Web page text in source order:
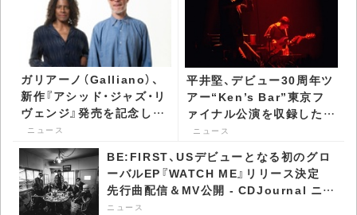
ガリアーノ（Galliano）、
新作『アシッド・ジャズ・リ
ヴェンジ』発売を記念した
インストア・イベントを開
催 - CDJournal ニュース
ニュース
平井堅、デビュー30周年ツ
アー“Ken’s Bar”東京フ
ァイナル公演を収録した
Blu-ray＆DVDリリース -
ニュース
BE:FIRST、USデビューとなる初のグロ
ーバルEP『WATCH ME』リリース決定
先行曲配信＆MV公開 - CDJournal ニュ
ース
ニュース